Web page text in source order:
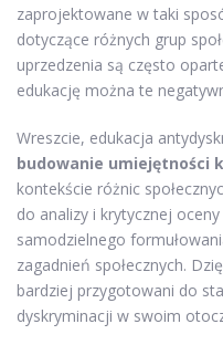
zaprojektowane w taki
dotyczące różnych grup
uprzedzenia są często
edukację można te
Wreszcie, edukacja
budowanie umiejętności
kontekście różnic
do analizy i krytycznej
samodzielnego
zagadnień społecznych.
bardziej przygotowani do
dyskryminacji w swoim